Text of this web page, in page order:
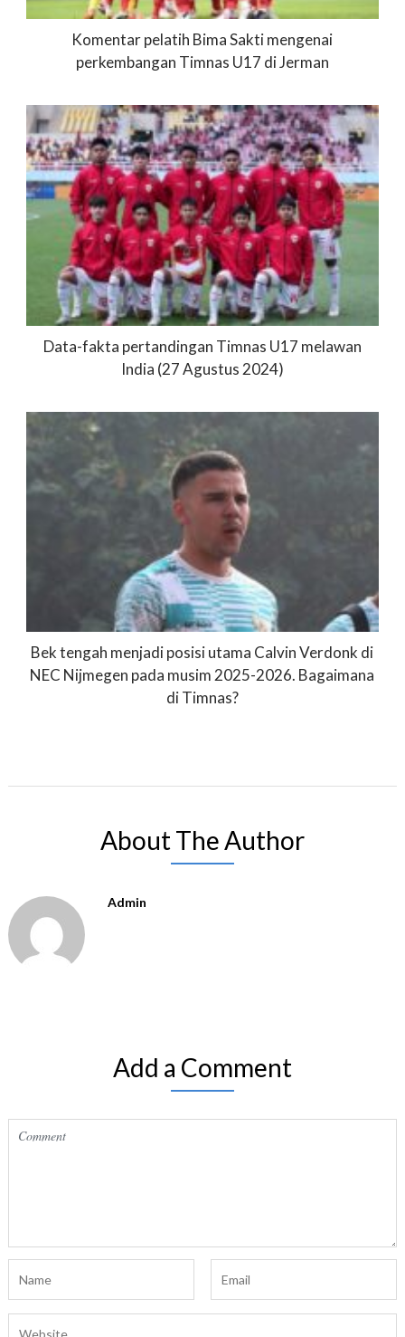
Komentar pelatih Bima Sakti mengenai
perkembangan Timnas U17 di Jerman
Data-fakta pertandingan Timnas U17 melawan
India (27 Agustus 2024)
Bek tengah menjadi posisi utama Calvin Verdonk di
NEC Nijmegen pada musim 2025-2026. Bagaimana
di Timnas?
About The Author
Admin
Add a Comment